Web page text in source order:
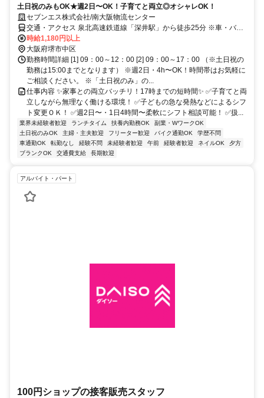
土日祝のみもOK★週2日〜OK！子育てと両立◎オシャレOK！
セブンエス株式会社/南大阪物流センター
交通・アクセス 泉北高速鉄道線「深井駅」から徒歩25分 ※車・バイ
ク通勤ＯＫ
時給1,180円以上
大阪府堺市中区
勤務時間詳細 [1] 09：00～12：00 [2] 09：00～17：00 （※土日祝の
勤務は15:00までとなります） ※週2日・4h〜OK！時間帯はお気軽に
ご相談ください。 ※「土日祝のみ」の...
仕事内容 ✨家事との両立バッチリ！17時までの短時間✨ ✅子育てと両
立しながら無理なく働ける環境！ ✅子どもの急な発熱などによるシフ
ト変更ＯＫ！ ✅週2日〜・1日4時間〜柔軟にシフト相談可能！ ✅扱...
業界未経験者歓迎 ランチタイム 扶養内勤務OK
副業・WワークOK
土日祝のみOK
主婦・主夫歓迎 フリーター歓迎 バイク通勤OK
学歴不問
車通勤OK
転勤なし 経験不問 未経験者歓迎 午前 経験者歓迎 ネイルOK
夕方
ブランクOK
交通費支給 長期歓迎
アルバイト・パート
100円ショップの接客販売スタッフ